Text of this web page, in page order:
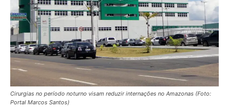
Cirurgias no período noturno visam reduzir internações no Amazonas (Foto:
Portal Marcos Santos)